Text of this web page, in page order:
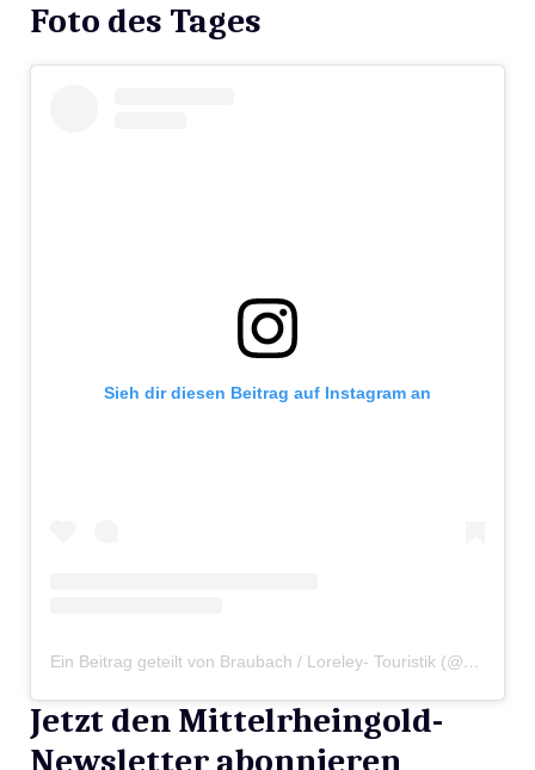
Foto des Tages
Sieh dir diesen Beitrag auf Instagram an
Ein Beitrag geteilt von Braubach / Loreley- Touristik (@braubach)
Jetzt den Mittelrheingold-
Newsletter abonnieren